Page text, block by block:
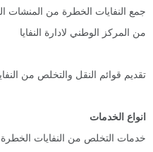
جمع النفايات الخطرة من المنشات
من المركز الوطني لادارة النفايا
تقديم قوائم النقل والتخلص من
انواع الخدمات
خدمات التخلص من النفايات الخطرة